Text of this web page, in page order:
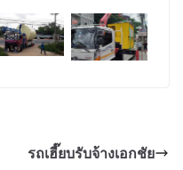
รถเฮี๊ยบรับจ้างเอกชัย